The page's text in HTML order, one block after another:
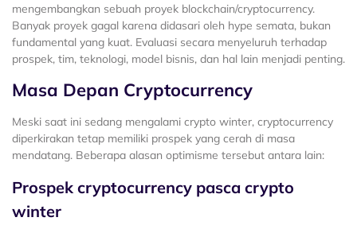
mengembangkan sebuah proyek blockchain/cryptocurrency.
Banyak proyek gagal karena didasari oleh hype semata, bukan
fundamental yang kuat. Evaluasi secara menyeluruh terhadap
prospek, tim, teknologi, model bisnis, dan hal lain menjadi penting.
Masa Depan Cryptocurrency
Meski saat ini sedang mengalami crypto winter, cryptocurrency
diperkirakan tetap memiliki prospek yang cerah di masa
mendatang. Beberapa alasan optimisme tersebut antara lain:
Prospek cryptocurrency pasca crypto
winter